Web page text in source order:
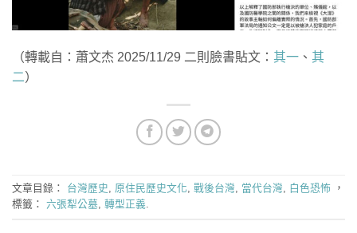
（轉載自：蕭文杰 2025/11/29 二則臉書貼文： 其一 、 其
二）
文章目錄： 台灣歷史, 原住民歷史文化, 戰後台灣, 當代台灣, 白色恐怖 ，
標籤： 六張犁公墓, 轉型正義.